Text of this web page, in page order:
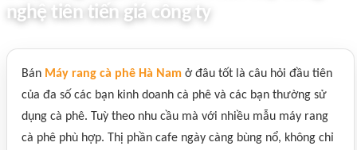
nghệ tiên tiến giá công ty
Bán Máy rang cà phê Hà Nam ở đâu tốt là câu hỏi đầu tiên
của đa số các bạn kinh doanh cà phê và các bạn thường sử
dụng cà phê. Tuỳ theo nhu cầu mà với nhiều mẫu máy rang
cà phê phù hợp. Thị phần cafe ngày càng bùng nổ, không chỉ